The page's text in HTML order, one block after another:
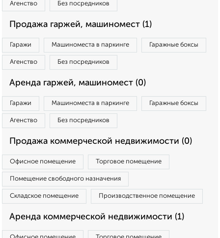
Агенство Без посредников
Продажа гаржей, машиномест (1)
Гаражи Машиноместа в паркинге Гаражные боксы
Агенство Без посредников
Аренда гаржей, машиномест (0)
Гаражи Машиноместа в паркинге Гаражные боксы
Агенство Без посредников
Продажа коммерческой недвижимости (0)
Офисное помещение Торговое помещение
Помещение свободного назначения
Складское помещение Производственное помещение
Аренда коммерческой недвижимости (1)